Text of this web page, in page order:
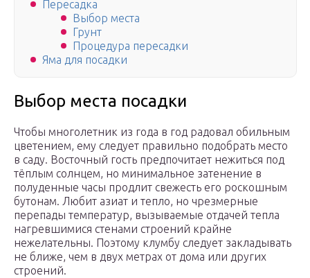
Пересадка
Выбор места
Грунт
Процедура пересадки
Яма для посадки
Выбор места посадки
Чтобы многолетник из года в год радовал обильным
цветением, ему следует правильно подобрать место
в саду. Восточный гость предпочитает нежиться под
тёплым солнцем, но минимальное затенение в
полуденные часы продлит свежесть его роскошным
бутонам. Любит азиат и тепло, но чрезмерные
перепады температур, вызываемые отдачей тепла
нагревшимися стенами строений крайне
нежелательны. Поэтому клумбу следует закладывать
не ближе, чем в двух метрах от дома или других
строений.